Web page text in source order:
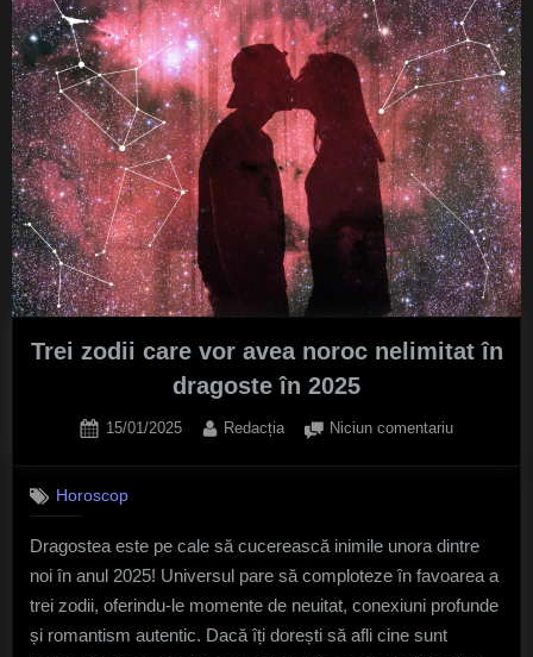
vor
avea
nepoței
în
2025
–
Bucurii
și
începuturi!”
Trei zodii care vor avea noroc nelimitat în
dragoste în 2025
Posted
15/01/2025 By
Redacția Niciun comentariula
avea
noroc
nelimitat
Horoscop
Dragostea este pe cale să cucerească inimile unora dintre
noi în anul 2025! Universul pare să comploteze în favoarea a
trei zodii, oferindu-le momente de neuitat, conexiuni profunde
și romantism autentic. Dacă îți dorești să afli cine sunt